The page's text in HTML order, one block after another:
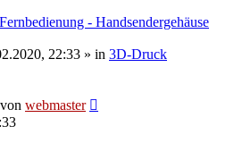
- Handsendergehäuse
22:33 » in 3D-Druck
von webmaster